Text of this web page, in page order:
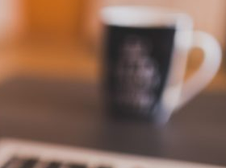
КАЛЕНДАРНОЕ
ПЛАНИРОВАНИЕ